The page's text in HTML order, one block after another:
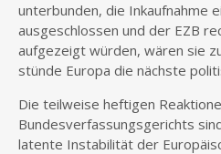
unterbunden, die Inkaufnahme
ausgeschlossen und der EZB
aufgezeigt würden, wären sie
stünde Europa die nächste
Die teilweise heftigen
Bundesverfassungsgerichts
latente Instabilität der